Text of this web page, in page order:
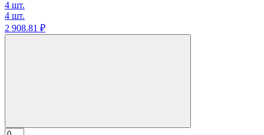
4 шт.
4 шт.
2 908.81 ₽